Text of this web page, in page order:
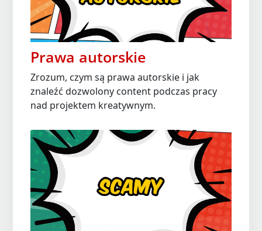
Prawa autorskie
Zrozum, czym są prawa autorskie i jak
znaleźć dozwolony content podczas pracy
nad projektem kreatywnym.